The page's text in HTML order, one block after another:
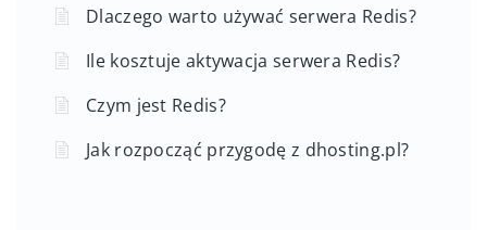
Dlaczego warto używać serwera Redis?
Ile kosztuje aktywacja serwera Redis?
Czym jest Redis?
Jak rozpocząć przygodę z dhosting.pl?